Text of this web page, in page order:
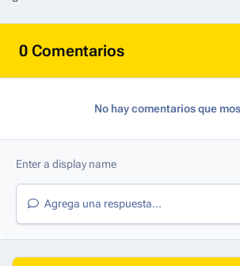
0 Comentarios
No hay comentarios que
Agrega una respuesta...